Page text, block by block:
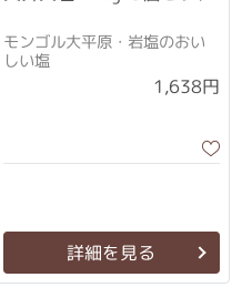
モンゴル大平原・岩塩のおい
しい塩
1,638円
詳細を見る